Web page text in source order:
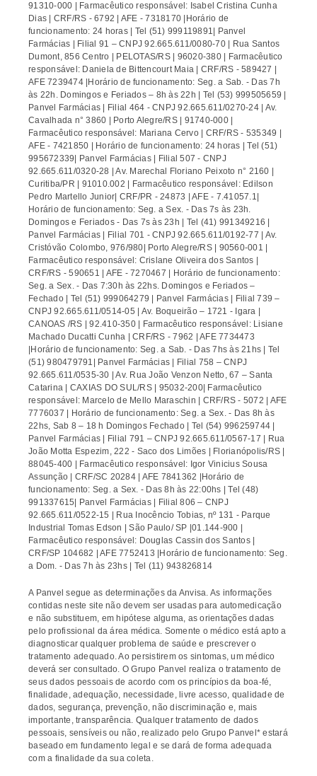
91310-000 | Farmacêutico responsável: Isabel Cristina Cunha
Dias | CRF/RS - 6792 | AFE - 7318170 |Horário de
funcionamento: 24 horas | Tel (51) 999119891| Panvel
Farmácias | Filial 91 – CNPJ 92.665.611/0080-70 | Rua Santos
Dumont, 856 Centro | PELOTAS/RS | 96020-380 | Farmacêutico
responsável: Daniela de Bittencourt Maia | CRF/RS - 589427 |
AFE 7239474 |Horário de funcionamento: Seg. a Sab. - Das 7h
às 22h. Domingos e Feriados – 8h às 22h | Tel (53) 999505659 |
Panvel Farmácias | Filial 464 - CNPJ 92.665.611/0270-24 | Av.
Cavalhada n° 3860 | Porto Alegre/RS | 91740-000 |
Farmacêutico responsável: Mariana Cervo | CRF/RS - 535349 |
AFE - 7421850 | Horário de funcionamento: 24 horas | Tel (51)
995672339| Panvel Farmácias | Filial 507 - CNPJ
92.665.611/0320-28 | Av. Marechal Floriano Peixoto n° 2160 |
Curitiba/PR | 91010.002 | Farmacêutico responsável: Edilson
Pedro Martello Junior| CRF/PR - 24873 | AFE - 7.41057.1|
Horário de funcionamento: Seg. a Sex. - Das 7s às 23h.
Domingos e Feriados - Das 7s às 23h | Tel (41) 991349216 |
Panvel Farmácias | Filial 701 - CNPJ 92.665.611/0192-77 | Av.
Cristóvão Colombo, 976/980| Porto Alegre/RS | 90560-001 |
Farmacêutico responsável: Crislane Oliveira dos Santos |
CRF/RS - 590651 | AFE - 7270467 | Horário de funcionamento:
Seg. a Sex. - Das 7:30h às 22hs. Domingos e Feriados –
Fechado | Tel (51) 999064279 | Panvel Farmácias | Filial 739 –
CNPJ 92.665.611/0514-05 | Av. Boqueirão – 1721 - Igara |
CANOAS /RS | 92.410-350 | Farmacêutico responsável: Lisiane
Machado Ducatti Cunha | CRF/RS - 7962 | AFE 7734473
|Horário de funcionamento: Seg. a Sab. - Das 7hs às 21hs | Tel
(51) 980479791| Panvel Farmácias | Filial 758 – CNPJ
92.665.611/0535-30 | Av. Rua João Venzon Netto, 67 – Santa
Catarina | CAXIAS DO SUL/RS | 95032-200| Farmacêutico
responsável: Marcelo de Mello Maraschin | CRF/RS - 5072 | AFE
7776037 | Horário de funcionamento: Seg. a Sex. - Das 8h às
22hs, Sab 8 – 18 h Domingos Fechado | Tel (54) 996259744 |
Panvel Farmácias | Filial 791 – CNPJ 92.665.611/0567-17 | Rua
João Motta Espezim, 222 - Saco dos Limões | Florianópolis/RS |
88045-400 | Farmacêutico responsável: Igor Vinicius Sousa
Assunção | CRF/SC 20284 | AFE 7841362 |Horário de
funcionamento: Seg. a Sex. - Das 8h às 22:00hs | Tel (48)
991337615| Panvel Farmácias | Filial 806 – CNPJ
92.665.611/0522-15 | Rua Inocêncio Tobias, nº 131 - Parque
Industrial Tomas Edson | São Paulo/ SP |01.144-900 |
Farmacêutico responsável: Douglas Cassin dos Santos |
CRF/SP 104682 | AFE 7752413 |Horário de funcionamento: Seg.
a Dom. - Das 7h às 23hs | Tel (11) 943826814
A Panvel segue as determinações da Anvisa. As informações
contidas neste site não devem ser usadas para automedicação
e não substituem, em hipótese alguma, as orientações dadas
pelo profissional da área médica. Somente o médico está apto a
diagnosticar qualquer problema de saúde e prescrever o
tratamento adequado. Ao persistirem os sintomas, um médico
deverá ser consultado. O Grupo Panvel realiza o tratamento de
seus dados pessoais de acordo com os princípios da boa-fé,
finalidade, adequação, necessidade, livre acesso, qualidade de
dados, segurança, prevenção, não discriminação e, mais
importante, transparência. Qualquer tratamento de dados
pessoais, sensíveis ou não, realizado pelo Grupo Panvel* estará
baseado em fundamento legal e se dará de forma adequada
com a finalidade da sua coleta.